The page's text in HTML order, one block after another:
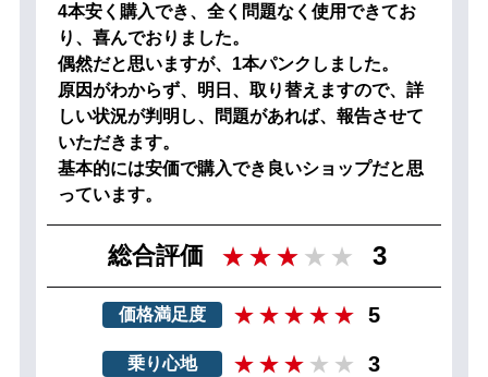
4本安く購入でき、全く問題なく使用できてお
り、喜んでおりました。
偶然だと思いますが、1本パンクしました。
原因がわからず、明日、取り替えますので、詳
しい状況が判明し、問題があれば、報告させて
いただきます。
基本的には安価で購入でき良いショップだと思
っています。
総合評価 3
価格満足度 5
乗り心地 3